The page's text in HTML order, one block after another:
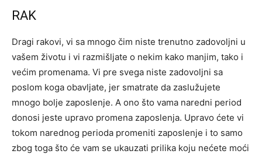
RAK
Dragi rakovi, vi sa mnogo čim niste trenutno zadovoljni u
vašem životu i vi razmišljate o nekim kako manjim, tako i
većim promenama. Vi pre svega niste zadovoljni sa
poslom koga obavljate, jer smatrate da zaslužujete
mnogo bolje zaposlenje. A ono što vama naredni period
donosi jeste upravo promena zaposlenja. Upravo ćete vi
tokom narednog perioda promeniti zaposlenje i to samo
zbog toga što će vam se ukauzati prilika koju nećete moći